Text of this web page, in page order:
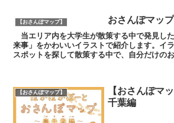
【おさんぽマップ】 おさんぽマッ
当エリア内を大学生が散策する中で発見し
来事」をかわいいイラストで紹介します。イ
スポットを探して散策する中で、自分だけの
【おさんぽマップ】
【おさんぽマ
千葉編